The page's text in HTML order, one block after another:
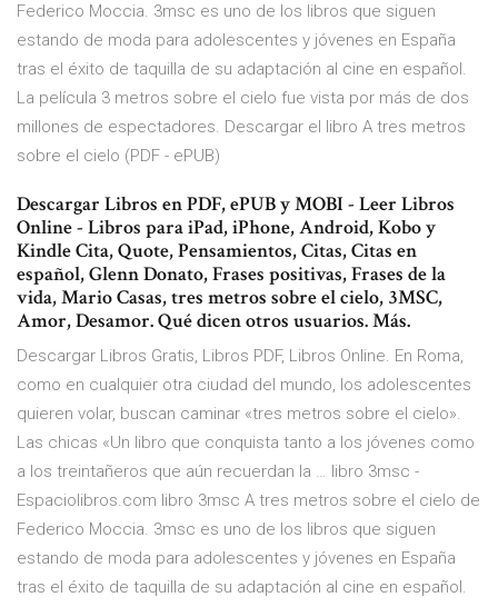
Federico Moccia. 3msc es uno de los libros que siguen
estando de moda para adolescentes y jóvenes en España
tras el éxito de taquilla de su adaptación al cine en español.
La película 3 metros sobre el cielo fue vista por más de dos
millones de espectadores. Descargar el libro A tres metros
sobre el cielo (PDF - ePUB)
Descargar Libros en PDF, ePUB y MOBI - Leer Libros
Online - Libros para iPad, iPhone, Android, Kobo y
Kindle Cita, Quote, Pensamientos, Citas, Citas en
español, Glenn Donato, Frases positivas, Frases de la
vida, Mario Casas, tres metros sobre el cielo, 3MSC,
Amor, Desamor. Qué dicen otros usuarios. Más.
Descargar Libros Gratis, Libros PDF, Libros Online. En Roma,
como en cualquier otra ciudad del mundo, los adolescentes
quieren volar, buscan caminar «tres metros sobre el cielo».
Las chicas «Un libro que conquista tanto a los jóvenes como
a los treintañeros que aún recuerdan la … libro 3msc -
Espaciolibros.com libro 3msc A tres metros sobre el cielo de
Federico Moccia. 3msc es uno de los libros que siguen
estando de moda para adolescentes y jóvenes en España
tras el éxito de taquilla de su adaptación al cine en español.